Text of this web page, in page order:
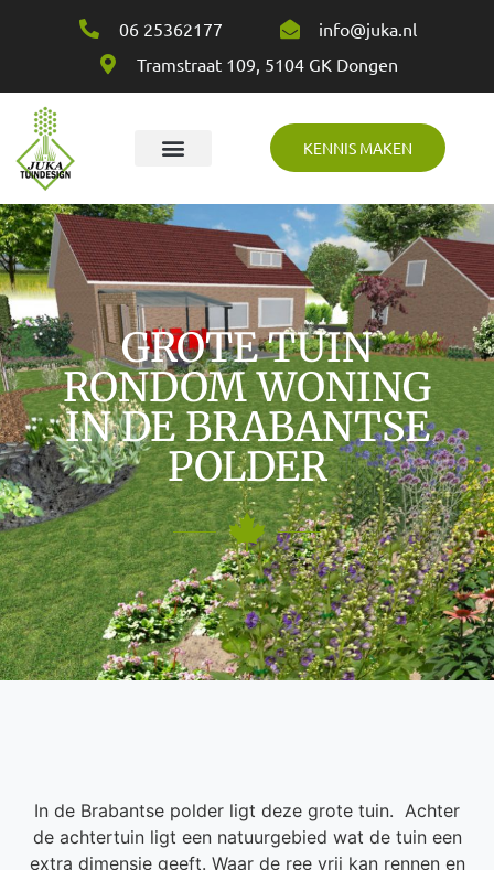
06 25362177
info@juka.nl
Tramstraat 109, 5104 GK Dongen
KENNIS MAKEN
GROTE TUIN
RONDOM WONING
IN DE BRABANTSE
POLDER
In de Brabantse polder ligt deze grote tuin. Achter
de achtertuin ligt een natuurgebied wat de tuin een
extra dimensie geeft. Waar de ree vrij kan rennen en